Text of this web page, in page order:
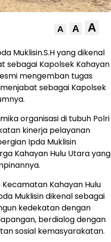
A A A
Muklisin.S.H yang dikenal
sebagai Kapolsek Kahayan
mengemban tugas
sebagai Kapolsek
organisasi di tubuh Polri
kinerja pelayanan
Ipda Muklisin
Kahayan Hulu Utara yang
Kahayan Hulu
Muklisin dikenal sebagai
kedekatan dengan
berdialog dengan
sosial kemasyarakatan.